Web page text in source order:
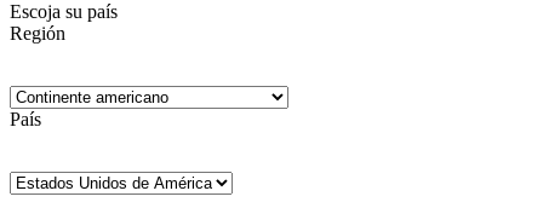
Escoja su país
Región
País